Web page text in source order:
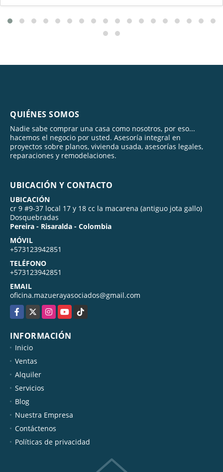
QUIÉNES SOMOS
Nadie sabe comprar una casa como nosotros, por eso...
hacemos el negocio por usted. Asesoría integral en
proyectos sobre planos, vivienda usada, asesorías legales,
reparaciones y remodelaciones.
UBICACIÓN Y CONTACTO
UBICACIÓN
cr 9 #9-37 local 17 y 18 cc la macarena (antiguo jota gallo)
Dosquebradas
Pereira - Risaralda - Colombia
MÓVIL
+573123942851
TELÉFONO
+573123942851
EMAIL
oficina.mazuerayasociados@gmail.com
Facebook
X InstagramYouTubeTikTok
INFORMACIÓN
Inicio
Ventas
Alquiler
Servicios
Blog
Nuestra Empresa
Contáctenos
Políticas de privacidad